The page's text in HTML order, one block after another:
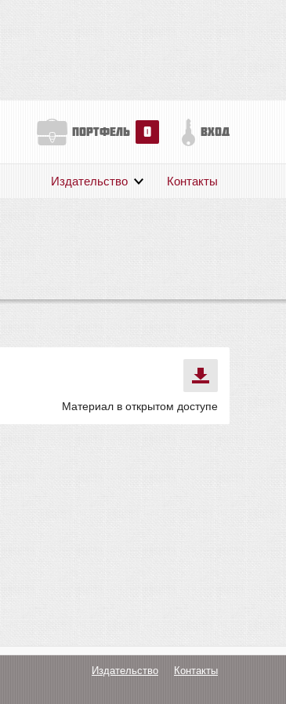
портфель 0 вход
Издательство Контакты
Материал в открытом доступе
Издательство Контакты